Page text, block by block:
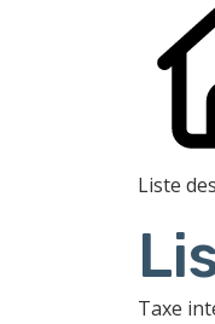
Liste
Taxe